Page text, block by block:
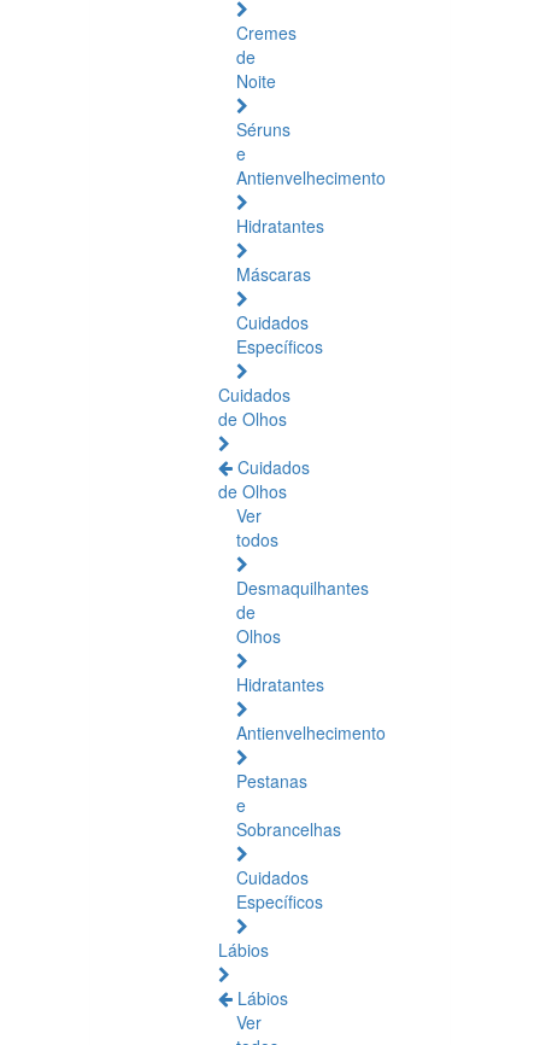
Cremes
de
Noite
Séruns
e
Antienvelhecimento
Hidratantes
Máscaras
Cuidados
Específicos
Cuidados
de Olhos
Cuidados
de Olhos
Ver
todos
Desmaquilhantes
de
Olhos
Hidratantes
Antienvelhecimento
Pestanas
e
Sobrancelhas
Cuidados
Específicos
Lábios
Lábios
Ver